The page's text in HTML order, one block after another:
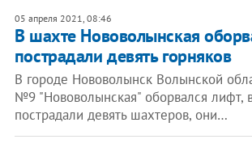
05 апреля 2021, 08:46
В шахте Нововолынская
пострадали девять горняков
В городе Нововолынск Волынской
№9 "Нововолынская" оборвался лифт,
пострадали девять шахтеров, они…